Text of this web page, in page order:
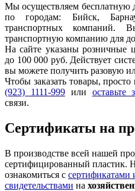
Мы осуществляем бесплатную
по городам: Бийск,
транспортных компаний.
транспортную компанию для
На сайте указаны розничные
до 100 000 руб. Действует
вы можете получить разовую
Чтобы заказать товары,
(923) 1111-999или оставьте
связи.
Сертификаты на
В производстве всей нашей
сертифицированный пластик.
ознакомиться с сертификатами
свидетельствами на